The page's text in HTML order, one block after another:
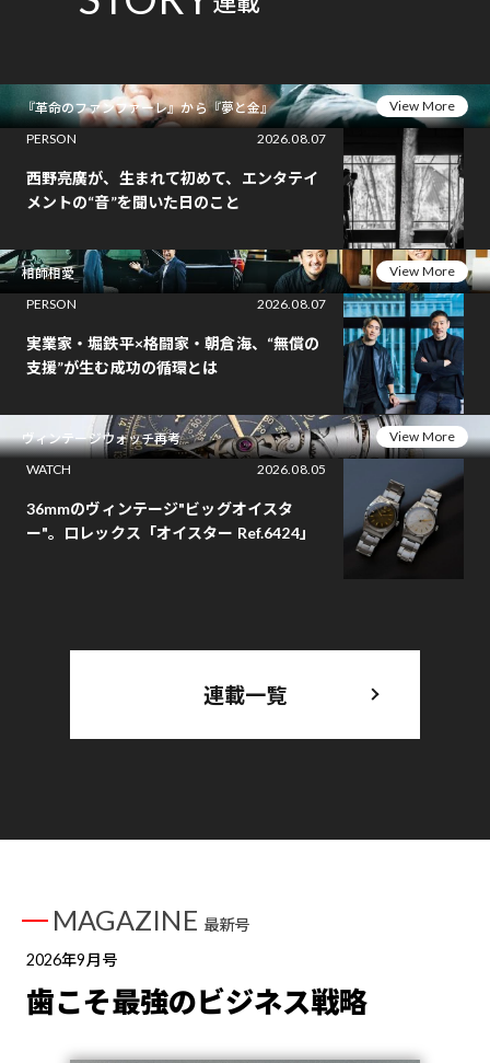
『革命のファンファーレ』から『夢と金』
View More
PERSON
2026.08.07
西野亮廣が、生まれて初めて、エンタテイ
メントの“音”を聞いた日のこと
相師相愛
View More
PERSON
2026.08.07
実業家・堀鉄平×格闘家・朝倉海、“無償の
支援”が生む成功の循環とは
ヴィンテージウォッチ再考
View More
WATCH
2026.08.05
36mmのヴィンテージ"ビッグオイスタ
ー"。ロレックス「オイスター Ref.6424」
連載一覧
MAGAZINE 最新号
2026年9月号
歯こそ最強のビジネス戦略